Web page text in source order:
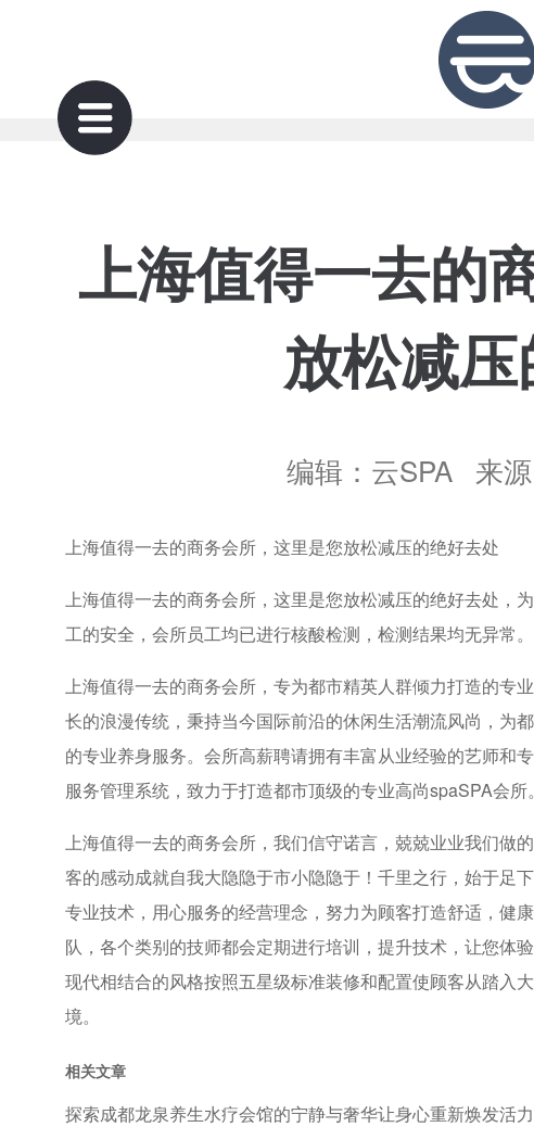
上海值得一去的
放松减
编辑：云SPA 来
上海值得一去的商务会所，这里是您放松减压的绝好去处
上海值得一去的商务会所，这里是您放松减压的绝好去处，
工的安全，会所员工均已进行核酸检测，检测结果均无异常。
上海值得一去的商务会所，专为都市精英人群倾力打造的专
长的浪漫传统，秉持当今国际前沿的休闲生活潮流风尚，为
的专业养身服务。会所高薪聘请拥有丰富从业经验的艺师和
服务管理系统，致力于打造都市顶级的专业高尚spaSPA会所。
上海值得一去的商务会所，我们信守诺言，兢兢业业我们做
客的感动成就自我大隐隐于市小隐隐于！千里之行，始于足
专业技术，用心服务的经营理念，努力为顾客打造舒适，健
队，各个类别的技师都会定期进行培训，提升技术，让您体
现代相结合的风格按照五星级标准装修和配置使顾客从踏入
境。
相关文章
探索成都龙泉养生水疗会馆的宁静与奢华让身心重新焕发活力